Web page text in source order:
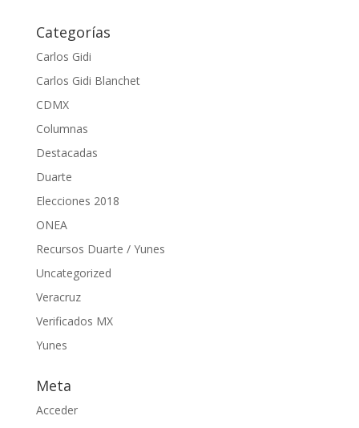
Categorías
Carlos Gidi
Carlos Gidi Blanchet
CDMX
Columnas
Destacadas
Duarte
Elecciones 2018
ONEA
Recursos Duarte / Yunes
Uncategorized
Veracruz
Verificados MX
Yunes
Meta
Acceder